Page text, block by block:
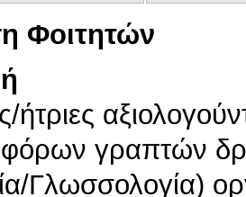
Φοιτητών
ήτριες
γραπτών
Γλωσσολογία)